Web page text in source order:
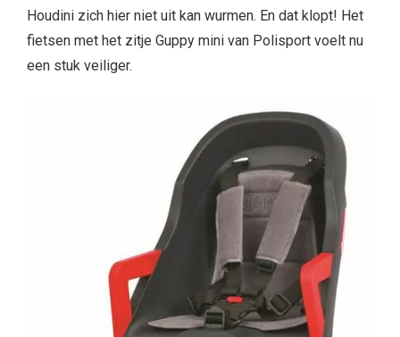
Houdini zich hier niet uit kan wurmen. En dat klopt! Het
fietsen met het zitje Guppy mini van Polisport voelt nu
een stuk veiliger.